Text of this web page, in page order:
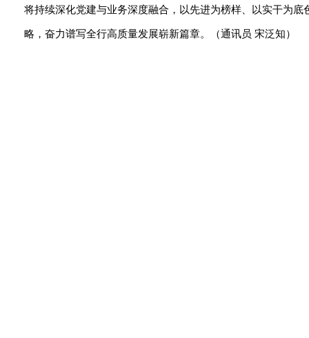
将持续深化党建与业务深度融合，以先进为榜样、以实干为
略，奋力谱写全行高质量发展崭新篇章。（通讯员 宋泛知）